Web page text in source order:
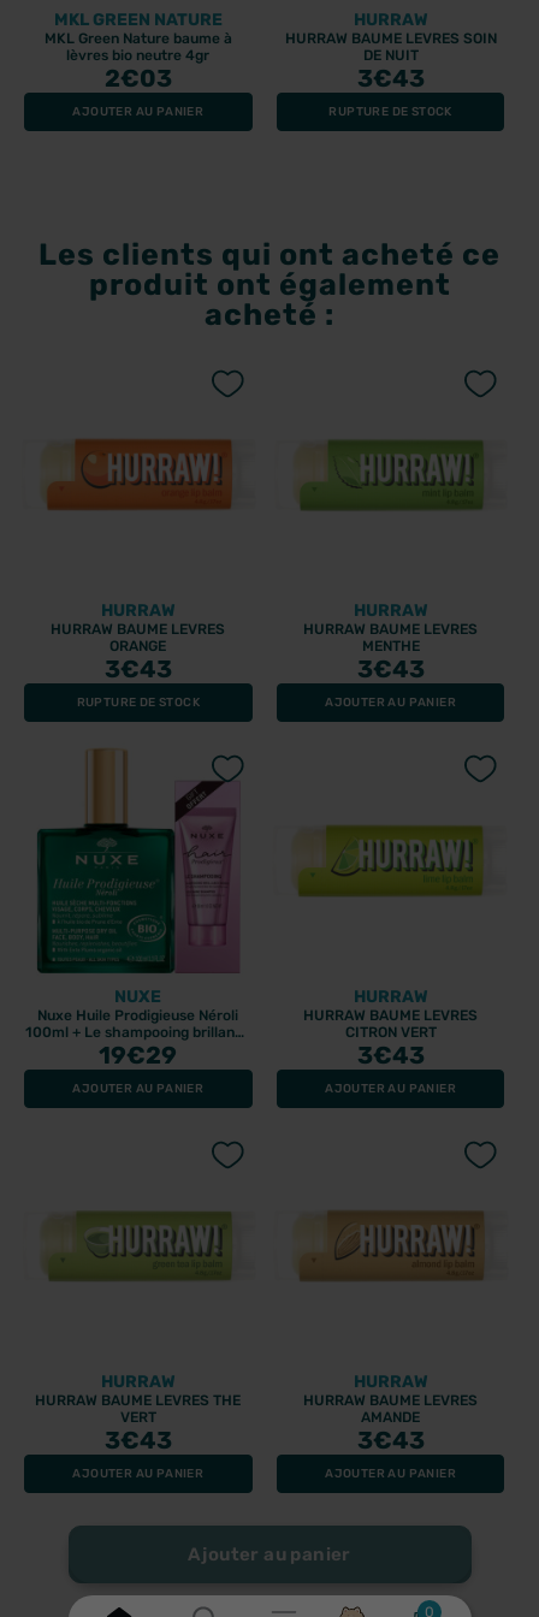
Ajouter au panier
MKL GREEN NATURE
MKL Green Nature baume à
lèvres bio neutre 4gr
2€03
AJOUTER AU PANIER
HURRAW
HURRAW BAUME LEVRES SOIN
DE NUIT
3€43
RUPTURE DE STOCK
Les clients qui ont acheté ce
produit ont également
acheté :
HURRAW
HURRAW BAUME LEVRES
ORANGE
3€43
RUPTURE DE STOCK
HURRAW
HURRAW BAUME LEVRES
MENTHE
3€43
AJOUTER AU PANIER
NUXE
Nuxe Huile Prodigieuse Néroli
100ml + Le shampooing brillance
miroir 30ml
19€29
AJOUTER AU PANIER
HURRAW
HURRAW BAUME LEVRES
CITRON VERT
3€43
AJOUTER AU PANIER
HURRAW
HURRAW BAUME LEVRES THE
VERT
3€43
AJOUTER AU PANIER
HURRAW
HURRAW BAUME LEVRES
AMANDE
3€43
AJOUTER AU PANIER
0